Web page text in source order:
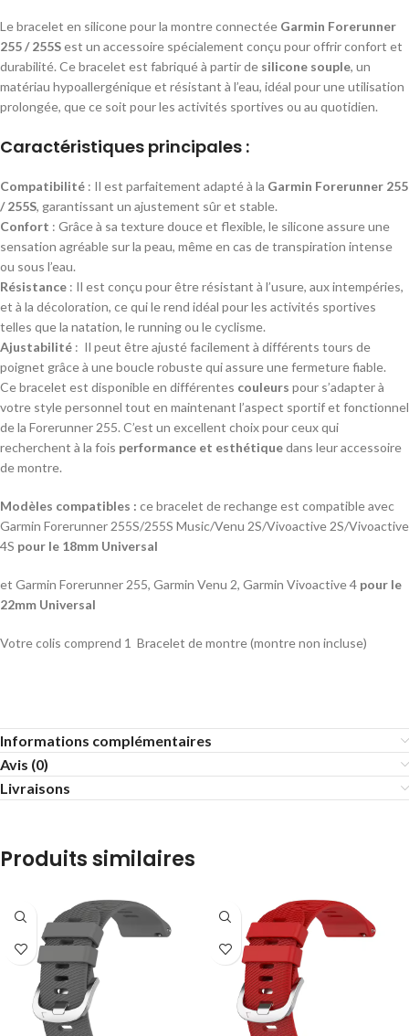
Le bracelet en silicone pour la montre connectée Garmin Forerunner
255 / 255Sest un accessoire spécialement conçu pour offrir confort et
durabilité. Ce bracelet est fabriqué à partir de silicone souple, un
matériau hypoallergénique et résistant à l’eau, idéal pour une utilisation
prolongée, que ce soit pour les activités sportives ou au quotidien.
Caractéristiques principales :
Compatibilité : Il est parfaitement adapté à la Garmin Forerunner 255
/ 255S, garantissant un ajustement sûr et stable.
Confort : Grâce à sa texture douce et flexible, le silicone assure une
sensation agréable sur la peau, même en cas de transpiration intense
ou sous l’eau.
Résistance : Il est conçu pour être résistant à l’usure, aux intempéries,
et à la décoloration, ce qui le rend idéal pour les activités sportives
telles que la natation, le running ou le cyclisme.
Ajustabilité : Il peut être ajusté facilement à différents tours de
poignet grâce à une boucle robuste qui assure une fermeture fiable.
Ce bracelet est disponible en différentes couleurs pour s’adapter à
votre style personnel tout en maintenant l’aspect sportif et fonctionnel
de la Forerunner 255. C’est un excellent choix pour ceux qui
recherchent à la fois performance et esthétiquedans leur accessoire
de montre.
Modèles compatibles : ce bracelet de rechange est compatible avec
Garmin Forerunner 255S/255S Music/Venu 2S/Vivoactive 2S/Vivoactive
4S pour le 18mm Universal
et Garmin Forerunner 255, Garmin Venu 2, Garmin Vivoactive 4 pour le
22mm Universal
Votre colis comprend 1 Bracelet de montre (montre non incluse)
Informations complémentaires
Avis (0)
Livraisons
Produits similaires